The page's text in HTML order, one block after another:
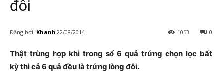
đôi
Đăng bởi: Khanh 22/08/2014 0
1053
Thật trùng hợp khi trong số 6 quả trứng chọn lọc bất
kỳ thì cả 6 quả đều là trứng lòng đôi.